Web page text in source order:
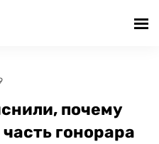
почему
гонорара